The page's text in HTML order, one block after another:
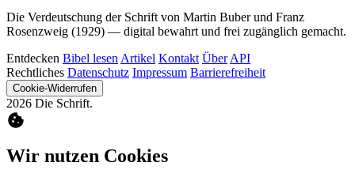
Die Verdeutschung der Schrift von Martin Buber und Franz
Rosenzweig (1929) — digital bewahrt und frei zugänglich gemacht.
Entdecken Bibel lesen Artikel Kontakt Über API
Rechtliches Datenschutz Impressum Barrierefreiheit
Cookie-Widerrufen
2026 Die Schrift.
cookie
Wir nutzen Cookies